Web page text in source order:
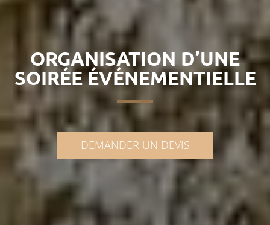
ORGANISATION D’UNE
SOIRÉE ÉVÉNEMENTIELLE
DEMANDER UN DEVIS